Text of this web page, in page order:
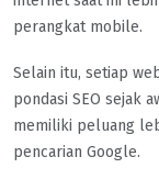
perangkat mobile.
Selain itu, setiap
pondasi SEO sejak
memiliki peluang
pencarian Google.